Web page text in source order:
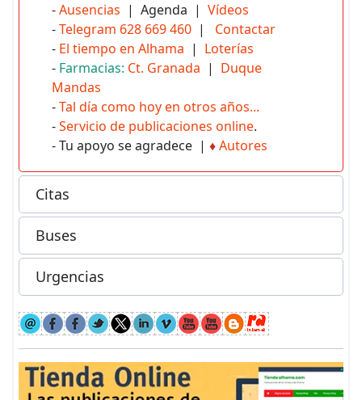
-Ausencias | Agenda | Vídeos
-Telegram 628 669 460 | Contactar
- El tiempo en Alhama | Loterías
- Farmacias: Ct. Granada | Duque
Mandas
-Tal día como hoy en otros años...
-Servicio de publicaciones online.
- Tu apoyo se agradece | ♦Autores
Citas
Buses
Urgencias